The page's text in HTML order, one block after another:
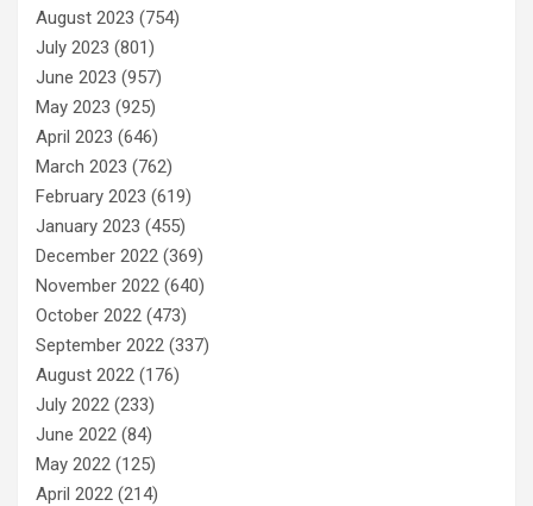
August 2023 (754)
July 2023 (801)
June 2023 (957)
May 2023 (925)
April 2023 (646)
March 2023 (762)
February 2023 (619)
January 2023 (455)
December 2022 (369)
November 2022 (640)
October 2022 (473)
September 2022 (337)
August 2022 (176)
July 2022 (233)
June 2022 (84)
May 2022 (125)
April 2022 (214)